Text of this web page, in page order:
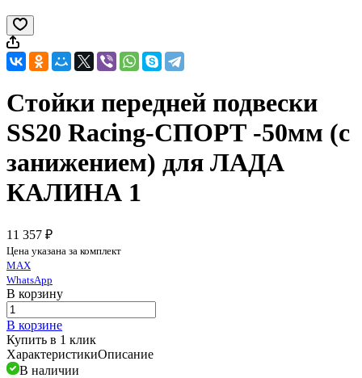
Стойки передней подвески
SS20 Racing-СПОРТ -50мм (с
занижением) для ЛАДА
КАЛИНА 1
11 357 ₽
Цена указана за комплект
MAX
WhatsApp
В корзину
В корзине
Купить в 1 клик
ХарактеристикиОписание
В наличии